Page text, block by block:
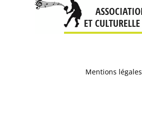
Mentions légales